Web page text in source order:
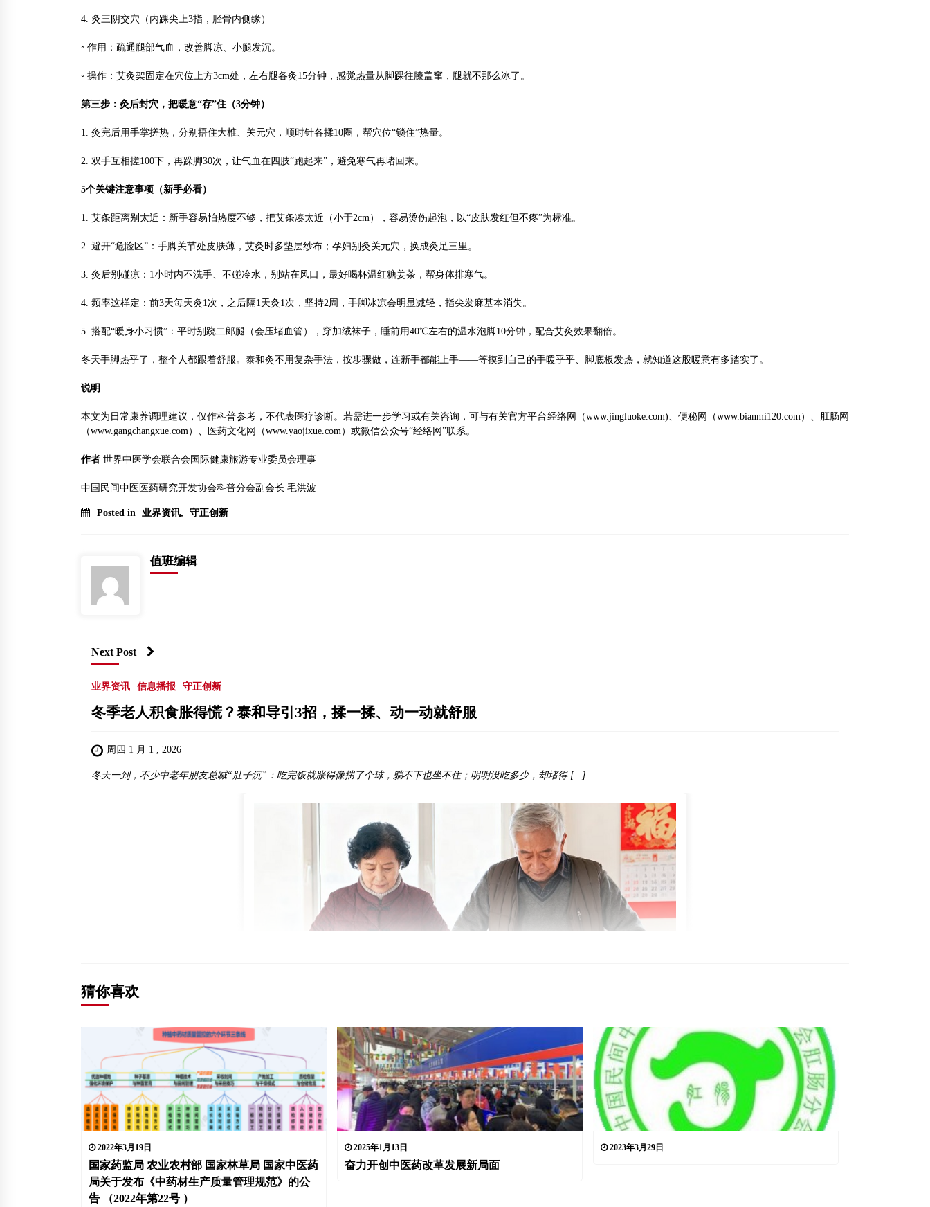
4. 灸三阴交穴（内踝尖上3指，胫骨内侧缘）
◦ 作用：疏通腿部气血，改善脚凉、小腿发沉。
◦ 操作：艾灸架固定在穴位上方3cm处，左右腿各灸15分钟，感觉热量从脚踝往膝盖窜，腿就不那么冰了。
第三步：灸后封穴，把暖意“存”住（3分钟）
1. 灸完后用手掌搓热，分别捂住大椎、关元穴，顺时针各揉10圈，帮穴位“锁住”热量。
2. 双手互相搓100下，再跺脚30次，让气血在四肢“跑起来”，避免寒气再堵回来。
5个关键注意事项（新手必看）
1. 艾条距离别太近：新手容易怕热度不够，把艾条凑太近（小于2cm），容易烫伤起泡，以“皮肤发红但不疼”为标准。
2. 避开“危险区”：手脚关节处皮肤薄，艾灸时多垫层纱布；孕妇别灸关元穴，换成灸足三里。
3. 灸后别碰凉：1小时内不洗手、不碰冷水，别站在风口，最好喝杯温红糖姜茶，帮身体排寒气。
4. 频率这样定：前3天每天灸1次，之后隔1天灸1次，坚持2周，手脚冰凉会明显减轻，指尖发麻基本消失。
5. 搭配“暖身小习惯”：平时别跷二郎腿（会压堵血管），穿加绒袜子，睡前用40℃左右的温水泡脚10分钟，配合艾灸效果翻倍。
冬天手脚热乎了，整个人都跟着舒服。泰和灸不用复杂手法，按步骤做，连新手都能上手——等摸到自己的手暖乎乎、脚底板发热，就知道这股暖意有多踏实了。
说明
本文为日常康养调理建议，仅作科普参考，不代表医疗诊断。若需进一步学习或有关咨询，可与有关官方平台经络网（www.jingluoke.com)、便秘网（www.bianmi120.com）、肛肠网
（www.gangchangxue.com）、医药文化网（www.yaojixue.com）或微信公众号“经络网”联系。
作者 世界中医学会联合会国际健康旅游专业委员会理事
中国民间中医医药研究开发协会科普分会副会长 毛洪波
Posted in 业界资讯, 守正创新
值班编辑
Next Post
业界资讯 信息播报 守正创新
冬季老人积食胀得慌？泰和导引3招，揉一揉、动一动就舒服
周四 1 月 1 , 2026
冬天一到，不少中老年朋友总喊“肚子沉”：吃完饭就胀得像揣了个球，躺不下也坐不住；明明没吃多少，却堵得 […]
猜你喜欢
2022年3月19日
国家药监局 农业农村部 国家林草局 国家中医药
局关于发布《中药材生产质量管理规范》的公
告 （2022年第22号 ）
2025年1月13日
奋力开创中医药改革发展新局面
2023年3月29日